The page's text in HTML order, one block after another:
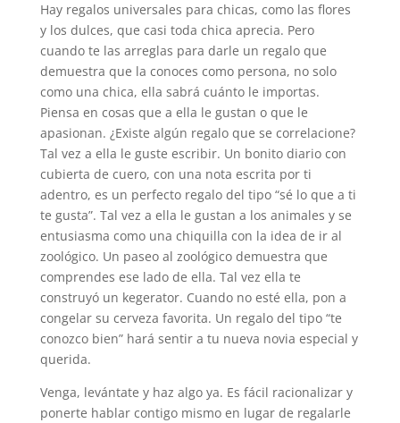
Hay regalos universales para chicas, como las flores
y los dulces, que casi toda chica aprecia. Pero
cuando te las arreglas para darle un regalo que
demuestra que la conoces como persona, no solo
como una chica, ella sabrá cuánto le importas.
Piensa en cosas que a ella le gustan o que le
apasionan. ¿Existe algún regalo que se correlacione?
Tal vez a ella le guste escribir. Un bonito diario con
cubierta de cuero, con una nota escrita por ti
adentro, es un perfecto regalo del tipo “sé lo que a ti
te gusta”. Tal vez a ella le gustan a los animales y se
entusiasma como una chiquilla con la idea de ir al
zoológico. Un paseo al zoológico demuestra que
comprendes ese lado de ella. Tal vez ella te
construyó un kegerator. Cuando no esté ella, pon a
congelar su cerveza favorita. Un regalo del tipo “te
conozco bien” hará sentir a tu nueva novia especial y
querida.
Venga, levántate y haz algo ya. Es fácil racionalizar y
ponerte hablar contigo mismo en lugar de regalarle